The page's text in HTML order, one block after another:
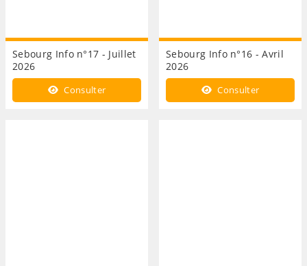
Sebourg Info n°17 - Juillet
2026
Consulter
Sebourg Info n°16 - Avril
2026
Consulter